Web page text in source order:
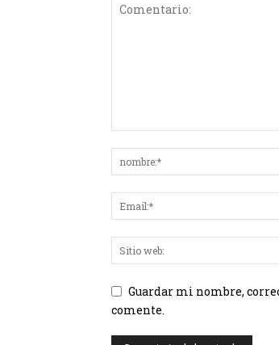
Guardar mi nombre,
comente.